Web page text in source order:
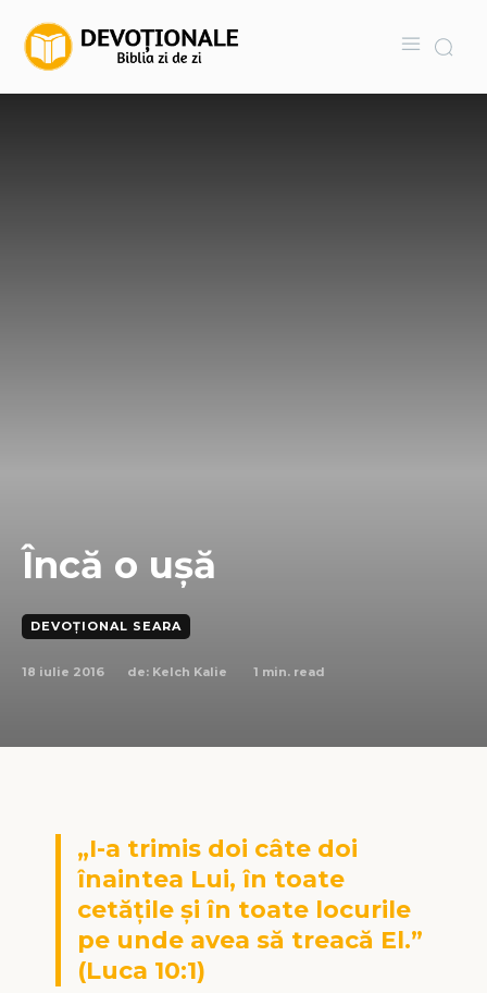
Încă o uşă
DEVOȚIONAL SEARA
18 iulie 2016 de: Kelch Kalie 1 min. read
„I-a trimis doi câte doi
înaintea Lui, în toate
cetăţile şi în toate locurile
pe unde avea să treacă El.”
(Luca 10:1)